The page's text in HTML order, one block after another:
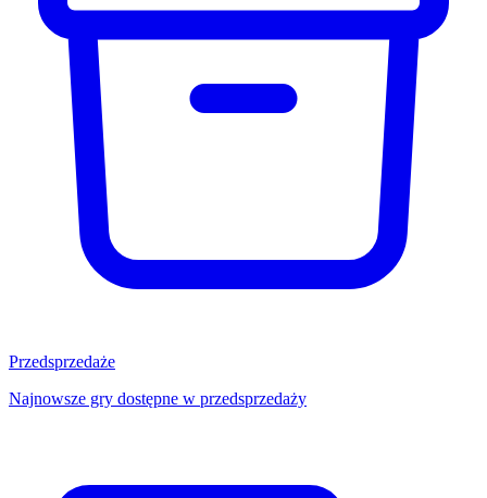
Przedsprzedaże
Najnowsze gry dostępne w przedsprzedaży